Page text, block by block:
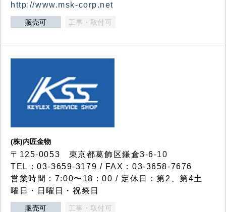
http://www.msk-corp.net
販売可 工事・取付可
(株)内匠金物
〒125-0053 東京都葛飾区鎌倉3-6-10
TEL：03-3659-3179 / FAX：03-3658-7676
営業時間：7:00〜18：00 / 定休日：第2、第4土
曜日・日曜日・祝祭日
販売可 工事・取付可